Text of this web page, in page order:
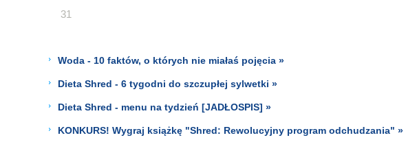
31
Woda - 10 faktów, o których nie miałaś pojęcia »
Dieta Shred - 6 tygodni do szczupłej sylwetki »
Dieta Shred - menu na tydzień [JADŁOSPIS] »
KONKURS! Wygraj książkę "Shred: Rewolucyjny program odchudzania" »